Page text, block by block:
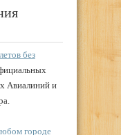
без
Авиалиний и
городе